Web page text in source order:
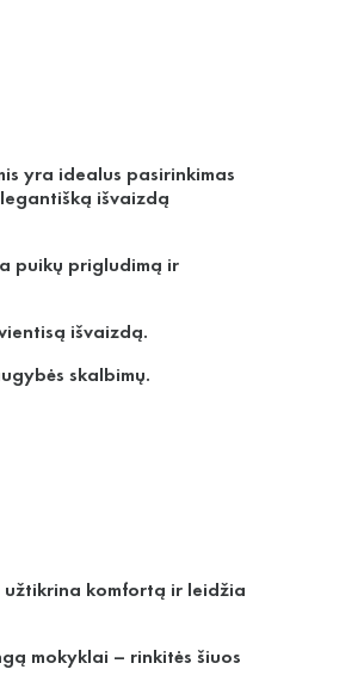
yra idealus pasirinkimas
išvaizdą
puikų prigludimą ir
išvaizdą.
skalbimų.
užtikrina komfortą ir leidžia
mokyklai – rinkitės šiuos